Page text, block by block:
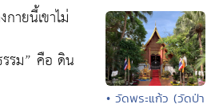
ายนี้เขาไม่
รม” คือ ดิน
• วัดพระแก้ว (วัดป่า